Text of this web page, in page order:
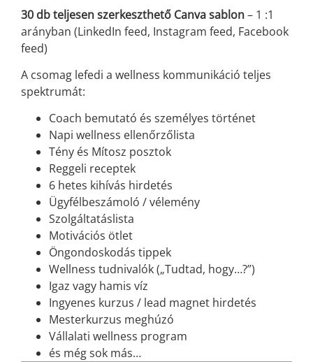
30 db teljesen szerkeszthető Canva sablon– 1 :1
arányban (LinkedIn feed, Instagram feed, Facebook
feed)
A csomag lefedi a wellness kommunikáció teljes
spektrumát:
Coach bemutató és személyes történet
Napi wellness ellenőrzőlista
Tény és Mítosz posztok
Reggeli receptek
6 hetes kihívás hirdetés
Ügyfélbeszámoló / vélemény
Szolgáltatáslista
Motivációs ötlet
Öngondoskodás tippek
Wellness tudnivalók („Tudtad, hogy…?”)
Igaz vagy hamis víz
Ingyenes kurzus / lead magnet hirdetés
Mesterkurzus meghúzó
Vállalati wellness program
és még sok más…